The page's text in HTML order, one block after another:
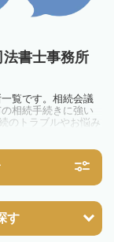
書士事務所
覧です。相続会議
相続手続きに強い
のトラブルやお悩み
ましょう。
す